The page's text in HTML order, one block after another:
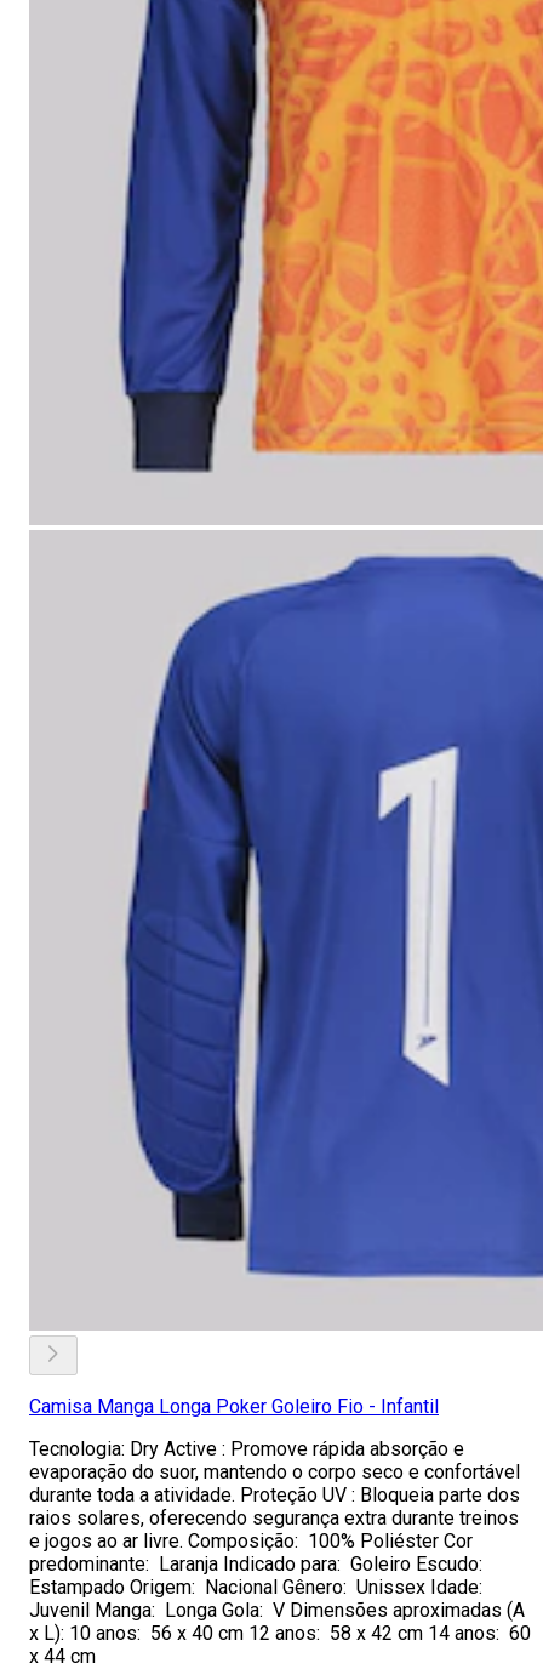
Camisa Manga Longa Poker Goleiro Fio - Infantil
Tecnologia: Dry Active : Promove rápida absorção e
evaporação do suor, mantendo o corpo seco e confortável
durante toda a atividade. Proteção UV : Bloqueia parte dos
raios solares, oferecendo segurança extra durante treinos
e jogos ao ar livre. Composição: 100% Poliéster Cor
predominante: Laranja Indicado para: Goleiro Escudo:
Estampado Origem: Nacional Gênero: Unissex Idade:
Juvenil Manga: Longa Gola: V Dimensões aproximadas (A
x L): 10 anos: 56 x 40 cm 12 anos: 58 x 42 cm 14 anos: 60
x 44 cm